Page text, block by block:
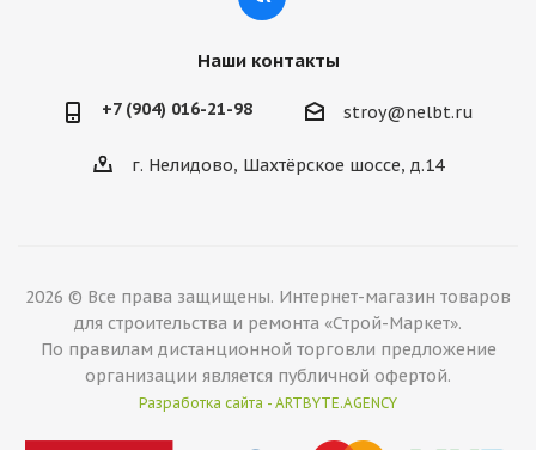
Наши контакты
+7 (904) 016-21-98 stroy@nelbt.ru
г. Нелидово, Шахтёрское шоссе, д.14
2026 © Все права защищены. Интернет-магазин товаров
для строительства и ремонта «Строй-Маркет».
По правилам дистанционной торговли предложение
организации является публичной офертой.
Разработка сайта - ARTBYTE.AGENCY